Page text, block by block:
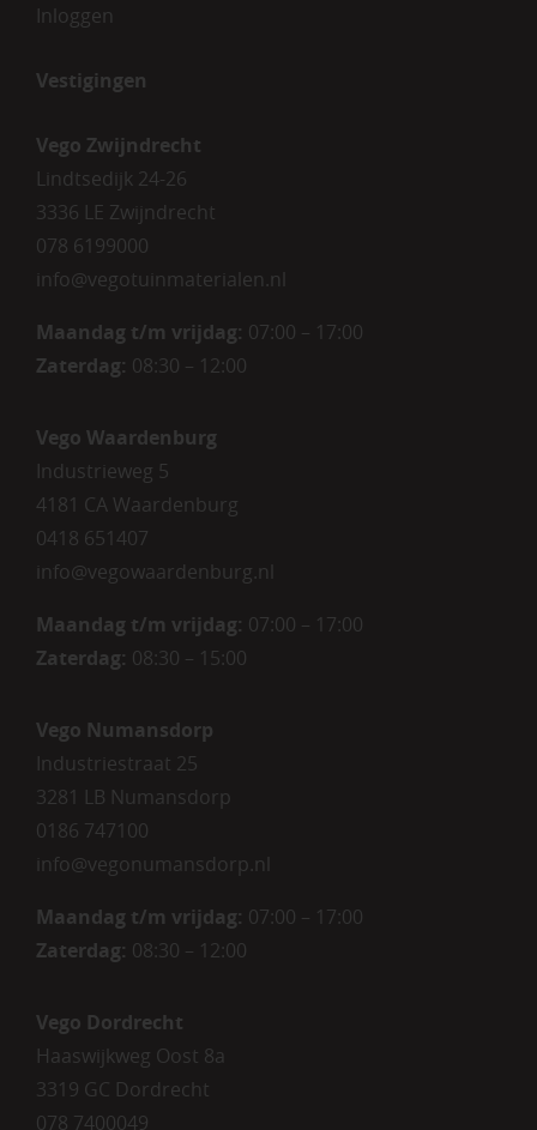
Inloggen
Vestigingen
Vego Zwijndrecht
Lindtsedijk 24-26
3336 LE Zwijndrecht
078 6199000
info@vegotuinmaterialen.nl
Maandag t/m vrijdag: 07:00 – 17:00
Zaterdag: 08:30 – 12:00
Vego Waardenburg
Industrieweg 5
4181 CA Waardenburg
0418 651407
info@vegowaardenburg.nl
Maandag t/m vrijdag: 07:00 – 17:00
Zaterdag: 08:30 – 15:00
Vego Numansdorp
Industriestraat 25
3281 LB Numansdorp
0186 747100
info@vegonumansdorp.nl
Maandag t/m vrijdag: 07:00 – 17:00
Zaterdag: 08:30 – 12:00
Vego Dordrecht
Haaswijkweg Oost 8a
3319 GC Dordrecht
078 7400049